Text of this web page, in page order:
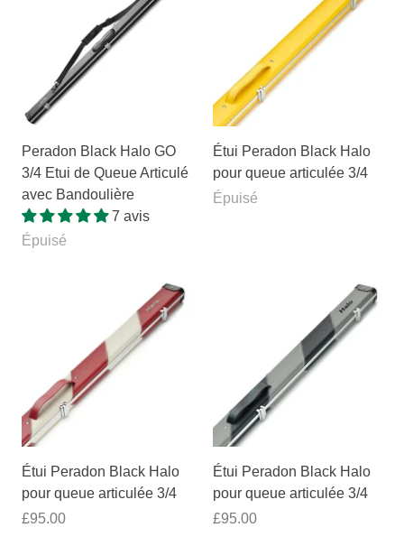
Peradon Black Halo GO
3/4 Etui de Queue Articulé
avec Bandoulière
7 avis
Épuisé
Étui Peradon Black Halo
pour queue articulée 3/4
Épuisé
Étui Peradon Black Halo
pour queue articulée 3/4
£95.00
Étui Peradon Black Halo
pour queue articulée 3/4
£95.00